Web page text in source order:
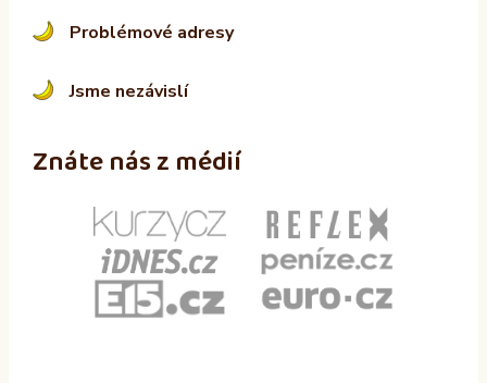
Problémové adresy
Jsme nezávislí
Znáte nás z médií